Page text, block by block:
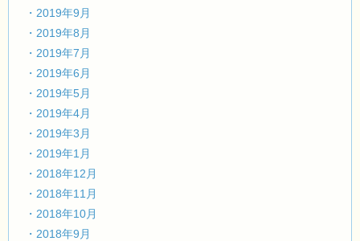
・2019年9月
・2019年8月
・2019年7月
・2019年6月
・2019年5月
・2019年4月
・2019年3月
・2019年1月
・2018年12月
・2018年11月
・2018年10月
・2018年9月